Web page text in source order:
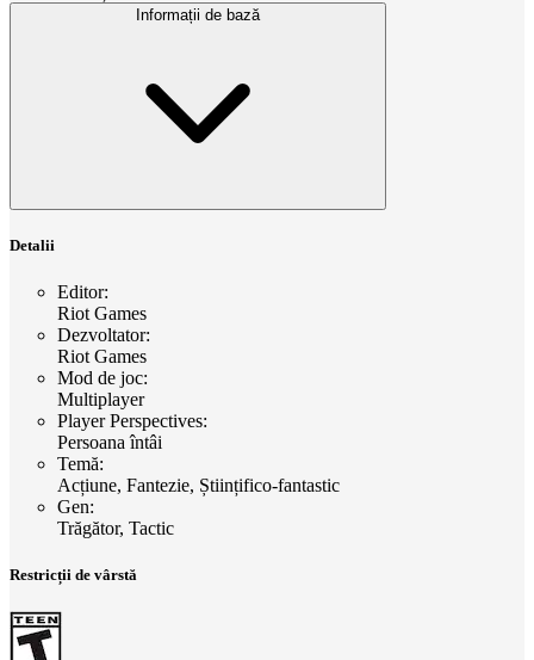
Informații de bază
Detalii
Editor:
Riot Games
Dezvoltator:
Riot Games
Mod de joc:
Multiplayer
Player Perspectives:
Persoana întâi
Temă:
Acțiune, Fantezie, Științifico-fantastic
Gen:
Trăgător, Tactic
Restricții de vârstă